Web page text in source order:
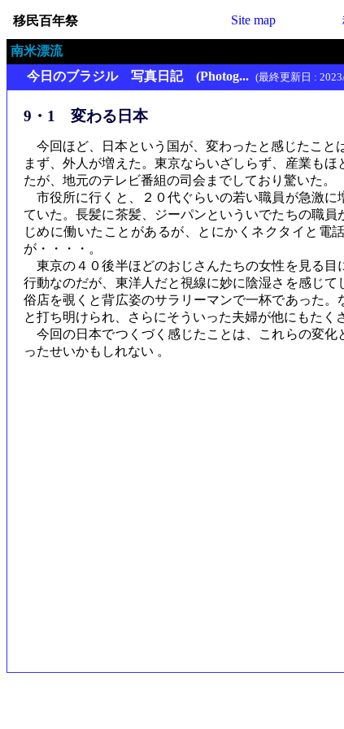
移民百年祭 Site map
南米漂流
今日のブラジル 写真日記 (Photog... (最終更新日 :
9・1 変わる日本
今回ほど、日本という国が、変わったと感じたこと
まず、外人が増えた。東京ならいざしらず、産業も
たが、地元のテレビ番組の司会までしており驚いた。
市役所に行くと、２０代ぐらいの若い職員が急激に
ていた。長髪に茶髪、ジーパンといういでたちの職
じめに働いたことがあるが、とにかくネクタイと電
が・・・・。
東京の４０後半ほどのおじさんたちの女性を見る目
行動なのだが、東洋人だと視線に妙に陰湿さを感じ
俗店を覗くと背広姿のサラリーマンで一杯であった
と打ち明けられ、さらにそういった夫婦が他にもた
今回の日本でつくづく感じたことは、これらの変化
ったせいかもしれない 。